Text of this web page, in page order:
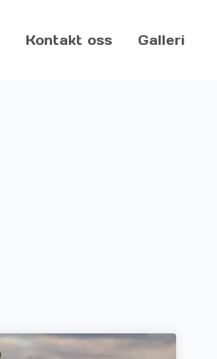
Kontakt oss Galleri